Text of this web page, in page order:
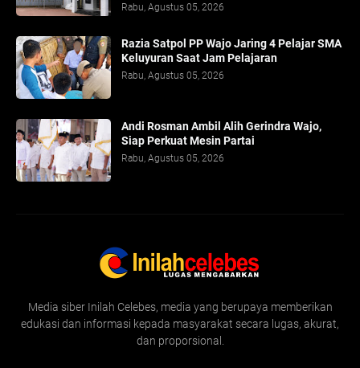
Rabu, Agustus 05, 2026
Razia Satpol PP Wajo Jaring 4 Pelajar SMA
Keluyuran Saat Jam Pelajaran
Rabu, Agustus 05, 2026
Andi Rosman Ambil Alih Gerindra Wajo,
Siap Perkuat Mesin Partai
Rabu, Agustus 05, 2026
Media siber Inilah Celebes, media yang berupaya memberikan
edukasi dan informasi kepada masyarakat secara lugas, akurat,
dan proporsional.